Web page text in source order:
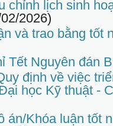
chỉnh lịch sinh
2026)
và trao bằng tốt
Tết Nguyên đán
định về việc
học Kỹ thuật -
án/Khóa luận tốt